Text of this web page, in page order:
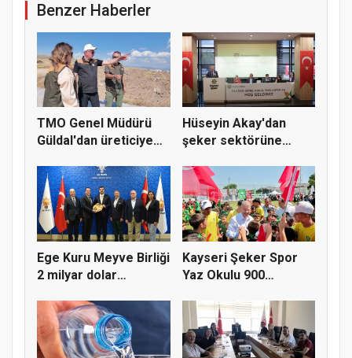
Benzer Haberler
TMO Genel Müdürü
Güldal'dan üreticiye
Hüseyin Akay'dan
şeker sektörüne
Ege Kuru Meyve Birliği
2 milyar dolar
Kayseri Şeker Spor
Yaz Okulu 900